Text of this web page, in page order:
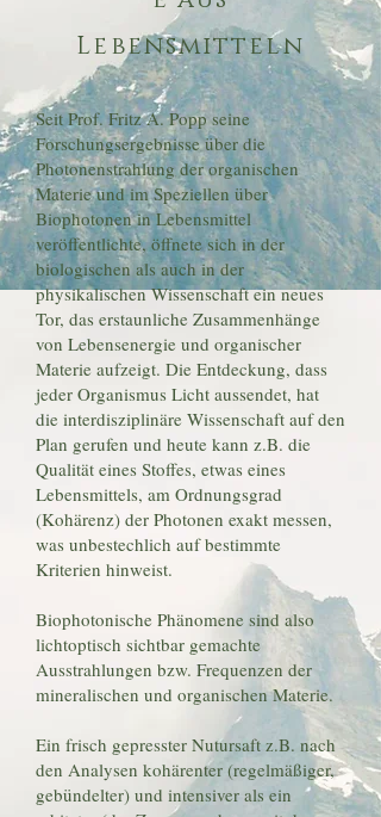
Lebensmitteln
Seit Prof. Fritz A. Popp seine
Forschungsergebnisse über die
Photonenstrahlung der organischen
Materie und im Speziellen über
Biophotonen in Lebensmittel
veröffentlichte, öffnete sich in der
biologischen als auch in der
physikalischen Wissenschaft ein neues
Tor, das erstaunliche Zusammenhänge
von Lebensenergie und organischer
Materie aufzeigt. Die Entdeckung, dass
jeder Organismus Licht aussendet, hat
die interdisziplinäre Wissenschaft auf den
Plan gerufen und heute kann z.B. die
Qualität eines Stoffes, etwas eines
Lebensmittels, am Ordnungsgrad
(Kohärenz) der Photonen exakt messen,
was unbestechlich auf bestimmte
Kriterien hinweist.
Biophotonische Phänomene sind also
lichtoptisch sichtbar gemachte
Ausstrahlungen bzw. Frequenzen der
mineralischen und organischen Materie.
Ein frisch gepresster Nutursaft z.B. nach
den Analysen kohärenter (regelmäßiger,
gebündelter) und intensiver als ein